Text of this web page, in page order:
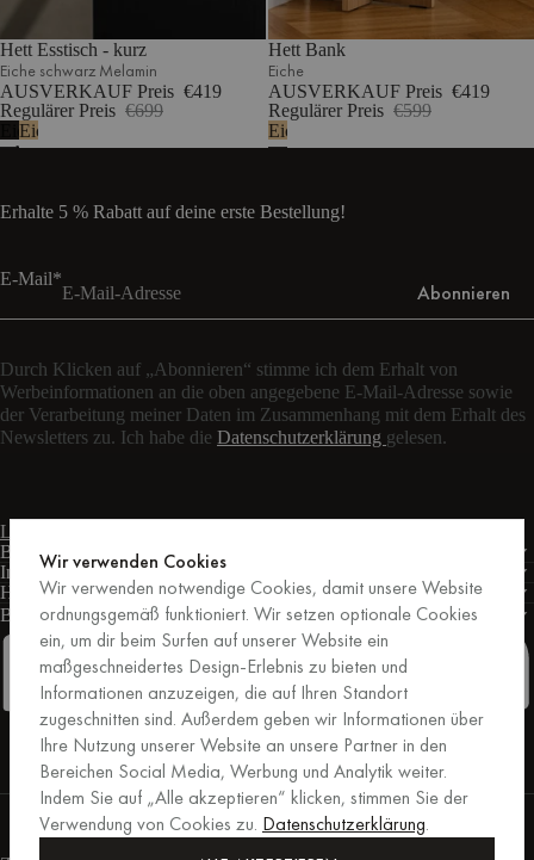
Hett Esstisch - kurz
Eiche schwarz Melamin
AUSVERKAUF Preis €419
Regulärer Preis €699
Eiche
schwarz
Eiche
Hett Bank
Eiche
AUSVERKAUF Preis €419
Regulärer Preis €599
Eiche
Erhalte 5 % Rabatt auf deine erste Bestellung!
E-Mail*
Abonnieren
Durch Klicken auf „Abonnieren“ stimme ich dem Erhalt von
Werbeinformationen an die oben angegebene E-Mail-Adresse sowie
der Verarbeitung meiner Daten im Zusammenhang mit dem Erhalt des
Newsletters zu. Ich habe die Datenschutzerklärung gelesen.
Live-Chat
Bedingungen
Informationen
Hilfe
Business PRO
FacebookInstagramLinkedin Pinterest
Einkäufe, die von Trusted Shops abgesichert sind.
Kaufschutz bis zu 20.000 €.
For those who care.
Wir verwenden Cookies
Wir verwenden notwendige Cookies, damit unsere Website
ordnungsgemäß funktioniert. Wir setzen optionale Cookies
ein, um dir beim Surfen auf unserer Website ein
maßgeschneidertes Design-Erlebnis zu bieten und
Informationen anzuzeigen, die auf Ihren Standort
zugeschnitten sind. Außerdem geben wir Informationen über
Ihre Nutzung unserer Website an unsere Partner in den
Bereichen Social Media, Werbung und Analytik weiter.
Indem Sie auf „Alle akzeptieren“ klicken, stimmen Sie der
Verwendung von Cookies zu. Datenschutzerklärung.